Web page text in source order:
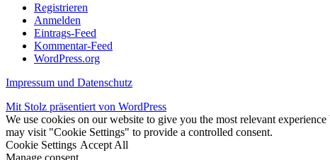
Registrieren
Anmelden
Eintrags-Feed
Kommentar-Feed
WordPress.org
Impressum und Datenschutz
Mit Stolz präsentiert von WordPress
We use cookies on our website to give you the most relevant
may visit "Cookie Settings" to provide a controlled consent.
Cookie Settings Accept All
Manage consent